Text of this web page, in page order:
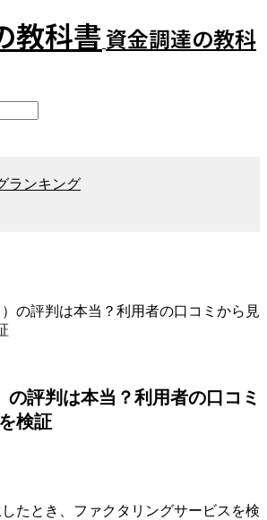
教科書 資金調達の教科
ランキング
の評判は本当？利用者の口コミから見
の評判は本当？利用者の口コミ
検証
たとき、ファクタリングサービスを検